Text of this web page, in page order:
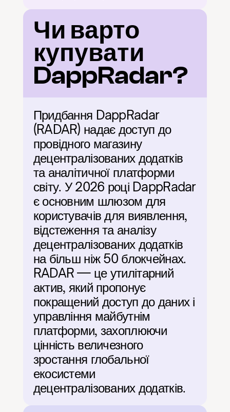
Чи варто
купувати
DappRadar?
Придбання DappRadar
(RADAR) надає доступ до
провідного магазину
децентралізованих додатків
та аналітичної платформи
світу. У 2026 році DappRadar
є основним шлюзом для
користувачів для виявлення,
відстеження та аналізу
децентралізованих додатків
на більш ніж 50 блокчейнах.
RADAR — це утилітарний
актив, який пропонує
покращений доступ до даних і
управління майбутнім
платформи, захоплюючи
цінність величезного
зростання глобальної
екосистеми
децентралізованих додатків.